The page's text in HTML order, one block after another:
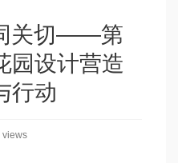
关切——第
园设计营造
行动
views